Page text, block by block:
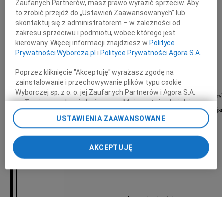
Janina Zofia Pacek
Nabożeństwo żałobne odbędzie się
22 marca 2010 roku o godzinie 11.00
w kaplicy Miłosierdzia Bożego w Marysinie
po którym nastąpi wyprowadzenie na cmentarz
O czym zawiadamiają
Zaufanych Partnerów, masz prawo wyrazić sprzeciw. Aby
to zrobić przejdź do „Ustawień Zaawansowanych” lub
skontaktuj się z administratorem – w zależności od
zakresu sprzeciwu i podmiotu, wobec którego jest
kierowany. Więcej informacji znajdziesz w Polityce
Prywatności Wyborcza.pl i Polityce Prywatności Agora S.A.
Poprzez kliknięcie "Akceptuję" wyrażasz zgodę na
zainstalowanie i przechowywanie plików typu cookie
Wyborczej sp. z o. o. jej Zaufanych Partnerów i Agora S.A.
na Twoim urządzeniu końcowym. Możesz też w każdej
chwili zmienić swoje preferencje dot. plików cookie,
ponownie wywołując narzędzie do zarządzania Twoimi
odnośnik „Ustawienia prywatności” w stopce serwisu i
przechodząc do sekcji „Ustawienia zaawansowane”.
Zmiana ustawień plików cookie możliwa jest także za
pomocą ustawień przeglądarki.
USTAWIENIA ZAAWANSOWANE
AKCEPTUJĘ